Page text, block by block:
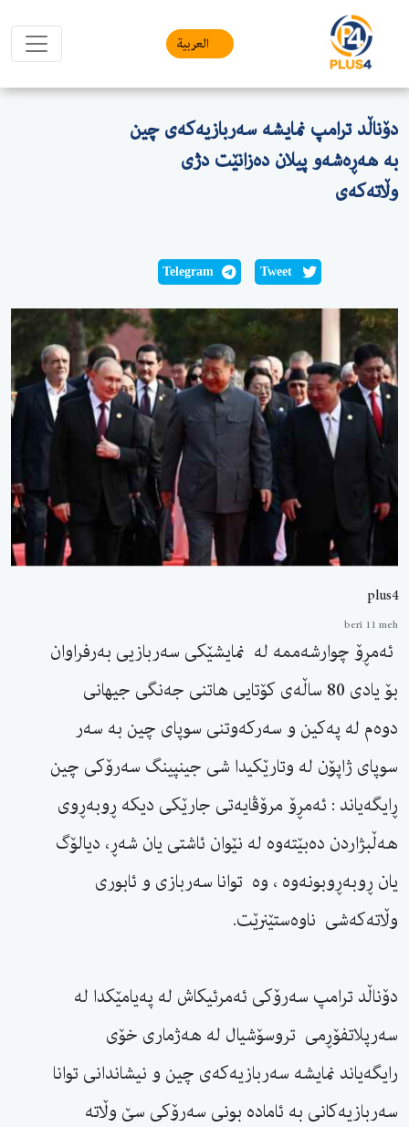
العربیة
دۆناڵد ترامپ نمایشە سەربازیەکەی چین
بە هەڕەشەو پیلان دەزانێت دژی
وڵاتەکەی
Tweet
Telegram
plus4
berî 11 meh
ئەمڕۆ چوارشەممە لە نمایشێکی سەربازیی بەرفراوان
بۆ یادی 80 ساڵەی کۆتایی هاتنی جەنگی جیهانی
دوەم لە پەکین و سەرکەوتنی سوپای چین بە سەر
سوپای ژاپۆن لە وتارێکیدا شی جینپینگ سەرۆكی چین
ڕایگەیاند : ئەمڕۆ مرۆڤایەتی جارێکی دیکە ڕوبەڕوی
هەڵبژاردن دەبێتەوە لە نێوان ئاشتی یان شەڕ، دیالۆگ
یان ڕوبەڕوبونەوە ، وە توانا سەربازی و ئابوری
وڵاتەکەشی ناوەستێنرێت.
دۆناڵد ترامپ سەرۆکی ئەمرئیکاش لە پەیامێکدا لە
سەرپلاتفۆڕمی تروسۆشیال لە هەژماری خۆی
رایگەیاند نمایشە سەربازیەکەی چین و نیشاندانی توانا
سەربازیەکانی بە ئامادە بونی سەرۆکی سێ وڵاتە